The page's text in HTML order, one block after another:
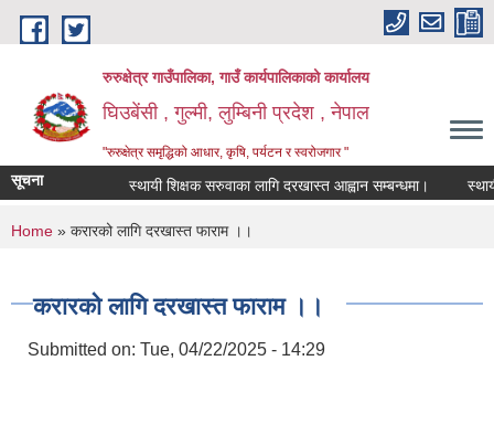
Skip to main content
रुरुक्षेत्र गाउँपालिका, गाउँ कार्यपालिकाको कार्यालय
घिउबेंसी , गुल्मी, लुम्बिनी प्रदेश , नेपाल
"रुरुक्षेत्र समृद्धिको आधार, कृषि, पर्यटन र स्वरोजगार "
सूचना स्थायी शिक्षक सरुवाका लागि दरखास्त आह्वान सम्बन्धमा। स्थायी
You are here
Home » करारको लागि दरखास्त फाराम ।।
करारको लागि दरखास्त फाराम ।।
Submitted on: Tue, 04/22/2025 - 14:29